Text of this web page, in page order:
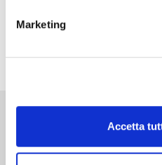
Marketing
Accetta
Per avere maggiori
Go Wine